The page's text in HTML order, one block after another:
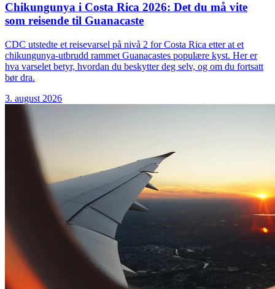
Chikungunya i Costa Rica 2026: Det du må vite
som reisende til Guanacaste
CDC utstedte et reisevarsel på nivå 2 for Costa Rica etter at et
chikungunya-utbrudd rammet Guanacastes populære kyst. Her er
hva varselet betyr, hvordan du beskytter deg selv, og om du fortsatt
bør dra.
3. august 2026